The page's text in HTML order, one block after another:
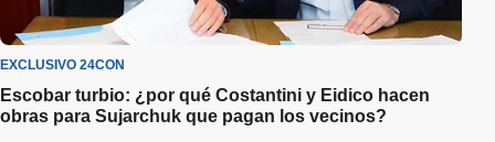
EXCLUSIVO 24CON
Escobar turbio: ¿por qué Costantini y Eidico hacen
obras para Sujarchuk que pagan los vecinos?